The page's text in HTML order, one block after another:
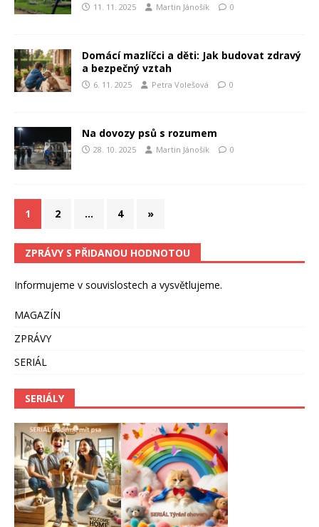
11. 11. 2025 Martin Jánošík 0
Domácí mazlíčci a děti: Jak budovat zdravý
a bezpečný vztah
6. 11. 2025 Petra Volešová 0
Na dovozy psů s rozumem
28. 10. 2025 Martin Jánošík 0
1 2 … 4 »
ZPRÁVY S PŘIDANOU HODNOTOU
Informujeme v souvislostech a vysvětlujeme.
MAGAZÍN
ZPRÁVY
SERIÁL
SERIÁLY